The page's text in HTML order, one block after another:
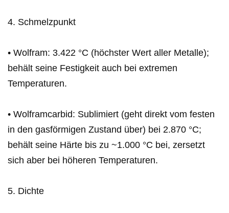
4. Schmelzpunkt
• Wolfram: 3.422 °C (höchster Wert aller Metalle);
behält seine Festigkeit auch bei extremen
Temperaturen.
• Wolframcarbid: Sublimiert (geht direkt vom festen
in den gasförmigen Zustand über) bei 2.870 °C;
behält seine Härte bis zu ~1.000 °C bei, zersetzt
sich aber bei höheren Temperaturen.
5. Dichte